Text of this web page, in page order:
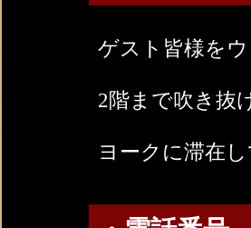
ゲスト皆様を
2階まで吹き抜
ヨークに滞在